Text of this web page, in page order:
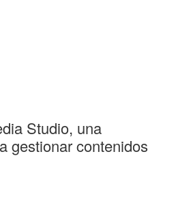
Studio, una
gestionar contenidos